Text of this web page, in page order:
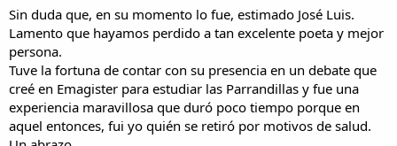
Sin duda que, en su momento lo fue, estimado José Luis.
Lamento que hayamos perdido a tan excelente poeta y mejor
persona.
Tuve la fortuna de contar con su presencia en un debate que
creé en Emagister para estudiar las Parrandillas y fue una
experiencia maravillosa que duró poco tiempo porque en
aquel entonces, fui yo quién se retiró por motivos de salud.